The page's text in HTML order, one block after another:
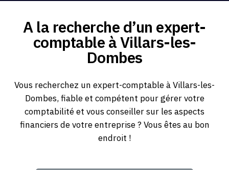
A la recherche d’un expert-
comptable à Villars-les-
Dombes
Vous recherchez un expert-comptable à Villars-les-
Dombes, fiable et compétent pour gérer votre
comptabilité et vous conseiller sur les aspects
financiers de votre entreprise ? Vous êtes au bon
endroit !